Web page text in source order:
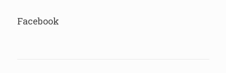
Facebook